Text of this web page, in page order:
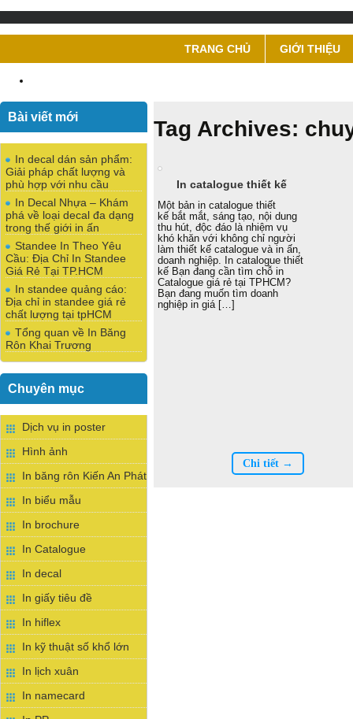
TRANG CHỦ GIỚI THIỆU
Tag Archives:
In catalogue thiết kế
Một bản in catalogue thiết
kế bắt mắt, sáng tạo, nội dung
thu hút, độc đáo là nhiệm vụ
khó khăn với không chỉ người
làm thiết kế catalogue và in ấn,
doanh nghiệp. In catalogue thiết
kế Bạn đang cần tìm chỗ in
Catalogue giá rẻ tại TPHCM?
Bạn đang muốn tìm doanh
nghiệp in giá […]
Chi tiết →
Bài viết mới
In decal dán sản phẩm:
Giải pháp chất lượng và
phù hợp với nhu cầu
In Decal Nhựa – Khám
phá về loại decal đa dạng
trong thế giới in ấn
Standee In Theo Yêu
Cầu: Địa Chỉ In Standee
Giá Rẻ Tại TP.HCM
In standee quảng cáo:
Địa chỉ in standee giá rẻ
chất lượng tại tpHCM
Tổng quan về In Băng
Rôn Khai Trương
Chuyên mục
Dịch vụ in poster
Hình ảnh
In băng rôn Kiến An Phát
In biểu mẫu
In brochure
In Catalogue
In decal
In giấy tiêu đề
In hiflex
In kỹ thuật số khổ lớn
In lịch xuân
In namecard